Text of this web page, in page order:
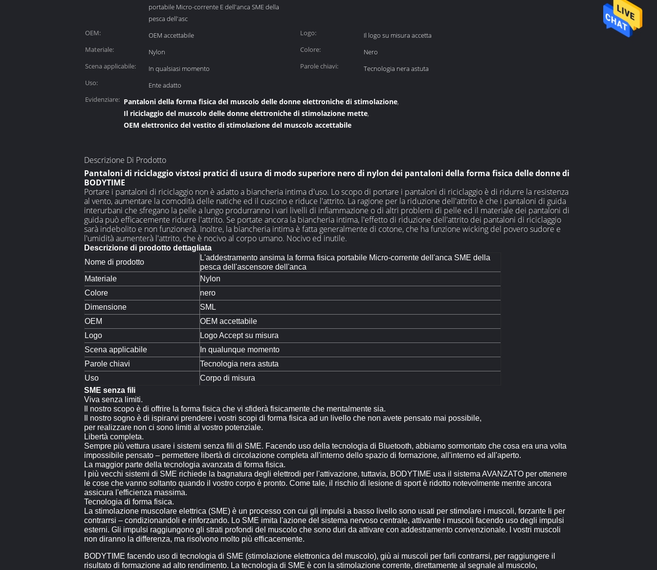
portabile Micro-corrente E dell'anca SME della
pesca dell'asc
OEM: OEM accettabile Logo:
Il logo su misura accetta
Materiale:
Nylon Colore:
Nero
Scena applicabile:
In qualsiasi momento Parole chiavi:
Tecnologia nera astuta
Uso:
Ente adatto
Evidenziare: Pantaloni della forma fisica del muscolo delle donne elettroniche di stimolazione,
Il riciclaggio del muscolo delle donne elettroniche di stimolazione mette,
OEM elettronico del vestito di stimolazione del muscolo accettabile
Descrizione Di Prodotto
Pantaloni di riciclaggio vistosi pratici di usura di modo superiore nero di nylon dei pantaloni della forma fisica delle donne di
BODYTIME
Portare i pantaloni di riciclaggio non è adatto a biancheria intima d'uso. Lo scopo di portare i pantaloni di riciclaggio è di ridurre la resistenza
al vento, aumentare la comodità delle natiche ed il cuscino e riduce l'attrito. La ragione per la riduzione dell'attrito è che i pantaloni di guida
interurbani che sfregano la pelle a lungo produrranno i vari livelli di infiammazione o di altri problemi di pelle ed il materiale dei pantaloni di
guida può efficacemente ridurre l'attrito. Se portate ancora la biancheria intima, l'effetto di riduzione dell'attrito dei pantaloni di riciclaggio
sarà indebolito e non funzionerà. Inoltre, la biancheria intima è fatta generalmente di cotone, che ha funzione wicking del povero sudore e
l'umidità aumenterà l'attrito, che è nocivo al corpo umano. Nocivo ed inutile.
Descrizione di prodotto dettagliata
Nome di prodotto
L'addestramento ansima la forma fisica portabile Micro-corrente dell'anca SME della
pesca dell'ascensore dell'anca
Materiale
Nylon
Colore
nero
Dimensione
SML
OEM
OEM accettabile
Logo
Logo Accept su misura
Scena applicabile
In qualunque momento
Parole chiavi
Tecnologia nera astuta
Uso
Corpo di misura
SME senza fili
Viva senza limiti.
Il nostro scopo è di offrire la forma fisica che vi sfiderà fisicamente che mentalmente sia.
Il nostro sogno è di ispirarvi prendere i vostri scopi di forma fisica ad un livello che non avete pensato mai possibile,
per realizzare non ci sono limiti al vostro potenziale.
Libertà completa.
Sempre più vettura usare i sistemi senza fili di SME. Facendo uso della tecnologia di Bluetooth, abbiamo sormontato che cosa era una volta
impossibile pensato – permettere libertà di circolazione completa all'interno dello spazio di formazione, all'interno ed all'aperto.
La maggior parte della tecnologia avanzata di forma fisica.
I più vecchi sistemi di SME richiede la bagnatura degli elettrodi per l'attivazione, tuttavia, BODYTIME usa il sistema AVANZATO per ottenere
le cose che vanno soltanto quando il vostro corpo è pronto. Come tale, il rischio di lesione di sport è ridotto notevolmente mentre ancora
assicura l'efficienza massima.
Tecnologia di forma fisica.
La stimolazione muscolare elettrica (SME) è un processo con cui gli impulsi a basso livello sono usati per stimolare i muscoli, forzante li per
contrarrsi – condizionandoli e rinforzando. Lo SME imita l'azione del sistema nervoso centrale, attivante i muscoli facendo uso degli impulsi
esterni. Gli impulsi raggiungono gli strati profondi del muscolo che sono duri da attivare con addestramento convenzionale. I vostri muscoli
non diranno la differenza, ma risolvono molto più efficacemente.
BODYTIME facendo uso di tecnologia di SME (stimolazione elettronica del muscolo), giù ai muscoli per farli contrarrsi, per raggiungere il
risultato di formazione ad alto rendimento. La tecnologia di SME è con la stimolazione corrente, direttamente al segnale al muscolo,